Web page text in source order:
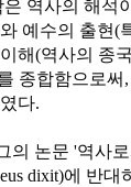
역사의 해석
예수의 출현(
해(역사의 종
종합함으로
다.
의 논문 '역사
dixit)에 반